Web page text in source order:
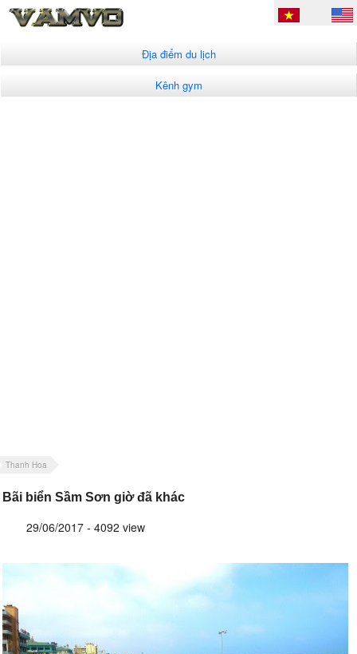
Địa điểm du lịch
Kênh gym
Thanh Hoa
Bãi biển Sầm Sơn giờ đã khác
29/06/2017 - 4092 view